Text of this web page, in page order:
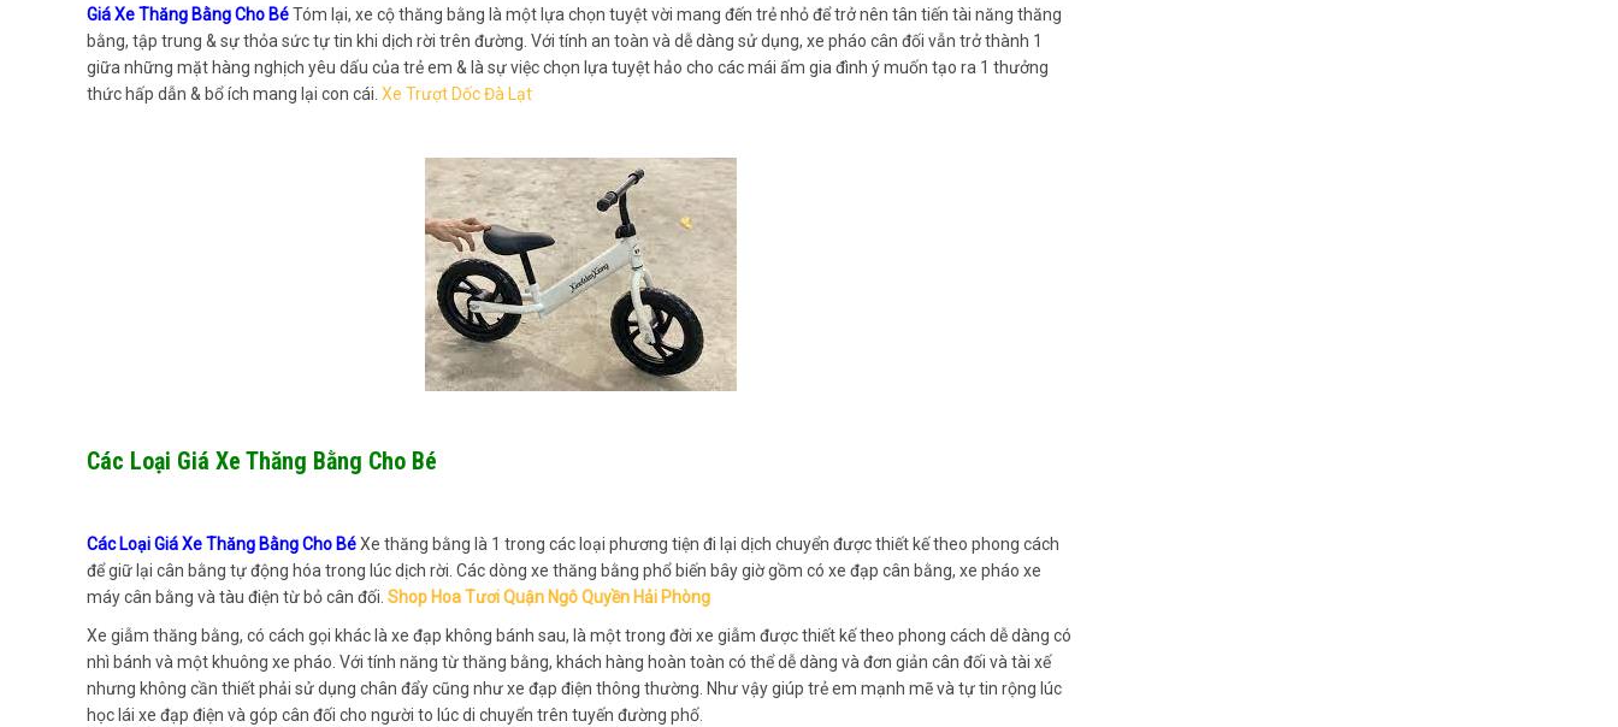
Giá Xe Thăng Bằng Cho BéTóm lại, xe cộ thăng bằng là một lựa chọn tuyệt vời mang đến trẻ nhỏ để trở nên tân tiến tài năng thăng
bằng, tập trung & sự thỏa sức tự tin khi dịch rời trên đường. Với tính an toàn và dễ dàng sử dụng, xe pháo cân đối vẫn trở thành 1
giữa những mặt hàng nghịch yêu dấu của trẻ em & là sự việc chọn lựa tuyệt hảo cho các mái ấm gia đình ý muốn tạo ra 1 thưởng
thức hấp dẫn & bổ ích mang lại con cái. Xe Trượt Dốc Đà Lạt
Các Loại Giá Xe Thăng Bằng Cho Bé
Các Loại Giá Xe Thăng Bằng Cho BéXe thăng bằng là 1 trong các loại phương tiện đi lại dịch chuyển được thiết kế theo phong cách
để giữ lại cân bằng tự động hóa trong lúc dịch rời. Các dòng xe thăng bằng phổ biến bây giờ gồm có xe đạp cân bằng, xe pháo xe
máy cân bằng và tàu điện từ bỏ cân đối. Shop Hoa Tươi Quận Ngô Quyền Hải Phòng
Xe giẫm thăng bằng, có cách gọi khác là xe đạp không bánh sau, là một trong đời xe giẫm được thiết kế theo phong cách dễ dàng có
nhì bánh và một khuông xe pháo. Với tính năng từ thăng bằng, khách hàng hoàn toàn có thể dễ dàng và đơn giản cân đối và tài xế
nhưng không cần thiết phải sử dụng chân đẩy cũng như xe đạp điện thông thường. Như vậy giúp trẻ em mạnh mẽ và tự tin rộng lúc
học lái xe đạp điện và góp cân đối cho người to lúc di chuyển trên tuyến đường phố.